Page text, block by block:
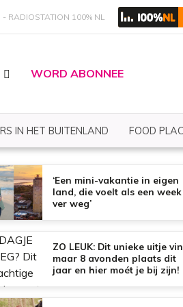
RADIOSTATION 100% NL
IN HET BUITENLAND FOOD
WORD ABONNEE
‘Een mini-vakantie in eigen
land, die voelt als een week
ver weg’
ZO LEUK: Dit unieke uitje
maar 8 avonden plaats dit
jaar en hier moét je bij zijn!